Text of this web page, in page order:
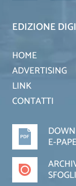
EDIZIONE
HOME
ADVERTISING
LINK
CONTATTI
E-